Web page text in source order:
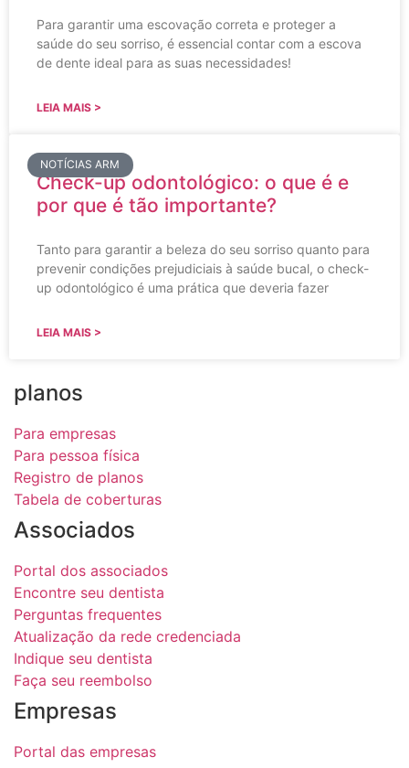
Para garantir uma escovação correta e proteger a
saúde do seu sorriso, é essencial contar com a escova
de dente ideal para as suas necessidades!
LEIA MAIS >
NOTÍCIAS ARM
Check-up odontológico: o que é e
por que é tão importante?
Tanto para garantir a beleza do seu sorriso quanto para
prevenir condições prejudiciais à saúde bucal, o check-
up odontológico é uma prática que deveria fazer
LEIA MAIS >
planos
Para empresas
Para pessoa física
Registro de planos
Tabela de coberturas
Associados
Portal dos associados
Encontre seu dentista
Perguntas frequentes
Atualização da rede credenciada
Indique seu dentista
Faça seu reembolso
Empresas
Portal das empresas